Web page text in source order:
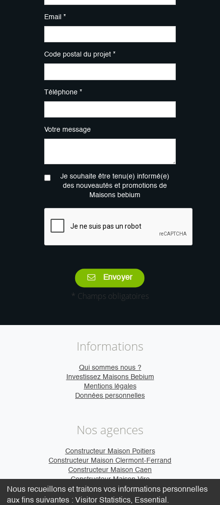
Email *
Code postal du projet *
Téléphone *
Votre message
Je souhaite être tenu(e) informé(e)
des nouveautés et promotions de
Maisons bebium
Envoyer
* Champs obligatoires
Informations
Qui sommes nous ?
Investissez Maisons Bebium
Mentions légales
Données personnelles
Nos agences
Constructeur Maison Poitiers
Constructeur Maison Clermont-Ferrand
Constructeur Maison Caen
Constructeur Maison Vire
Nous recueillons et traitons vos informations personnelles
aux fins suivantes : Visitor Statistics, Essential .